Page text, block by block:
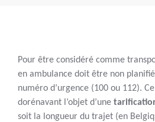
Pour être considéré comme
en ambulance doit être non
numéro d’urgence (100 ou 112).
dorénavant l’objet d’une
soit la longueur du trajet (en